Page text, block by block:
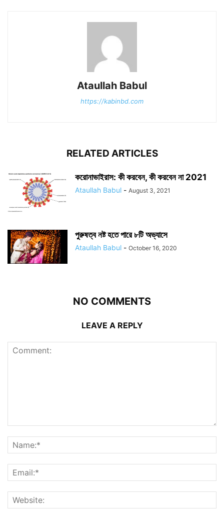
Ataullah Babul
https://kabinbd.com
RELATED ARTICLES
করোনাভাইরাস: কী করবেন, কী করবেন না 2021
Ataullah Babul - August 3, 2021
পুরুষত্ব নষ্ট হতে পারে ৮টি অভ্যাসে
Ataullah Babul - October 16, 2020
NO COMMENTS
LEAVE A REPLY